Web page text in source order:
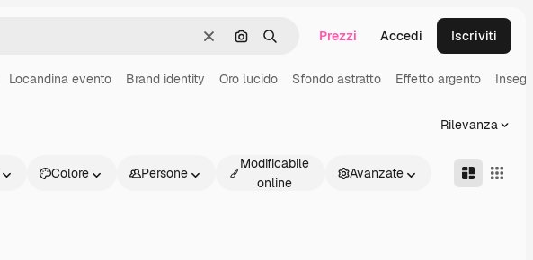
CancellaCerca per immagine
Ricerca Prezzi Accedi Iscriviti
Locandina evento Brand identity Oro lucido Sfondo astratto Effetto argento
Rilevanza
Colore Persone
Modificabile
online
Avanzate